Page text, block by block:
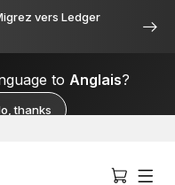
vers Ledger
to Anglais?
thanks